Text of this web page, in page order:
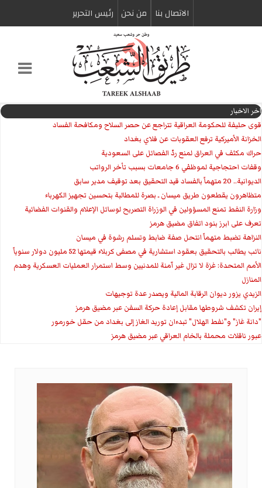
الاتصال بنا من نحن رئیس التحریر
اخر الاخبار
قوى حليفة للحكومة العراقية تتراجع عن حصر السلاح ومكافحة الفساد
الخزانة الأميركية ترفع العقوبات عن فلاي بغداد
حراك مكثف في العراق لمنع ردّ الفصائل على السعودية
وقفات احتجاجية لموظفي 6 جامعات بسبب تأخر الرواتب
الديوانية.. 20 متهماً بالفساد قيد التحقيق بعد توقيف مدير سابق
متظاهرون يقطعون طريق ميسان ـ بصرة للمطالبة بتحسين تجهيز الكهرباء
وزارة النفط تمنع المسؤولين في الوزراة التصريح لوسائل الإعلام والقنوات الفضائية
تعرف على ابرز بنود اتفاق مضيق هرمز
النزاهة تضبط متهماً انتحل صفة ضابط وتسلم رشوة في ميسان
نائب يطالب بالتحقيق بعقود استشارية في مصفى كربلاء قيمتها 52 مليون دولار سنوياً
الأمم المتحدة: غزة لا تزال غير آمنة للمدنيين وسط استمرار العمليات العسكرية وهدم
المنازل
الزيدي يزور ديوان الرقابة المالية ويصدر عدة توجيهات
إيران تكشف شروطها مقابل إعادة حركة السفن عبر مضيق هرمز
"دانة غاز" و"نفط الهلال" تبدءان توريد الغاز إلى بغداد من حقل خورمور
عبور ناقلات محملة بالخام العراقي عبر مضيق هرمز